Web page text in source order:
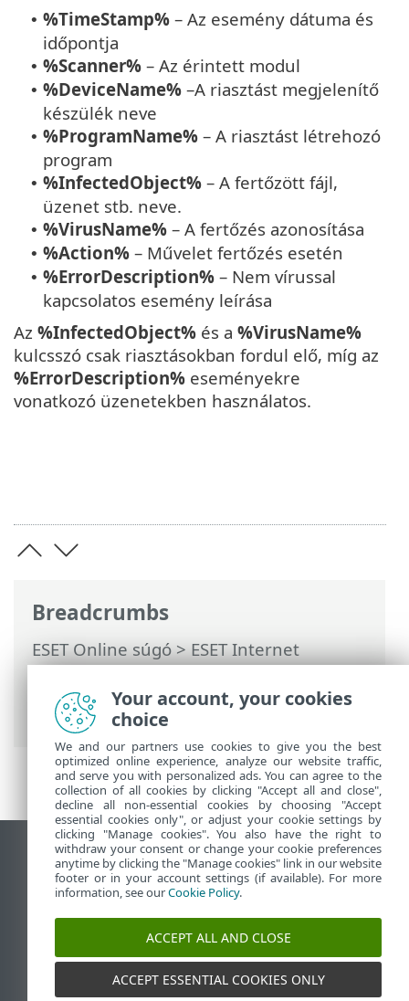
Breadcrumbs
ESET Online súgó>ESET Internet
Security>További beállítások>
Értesítések>Asztali értesítések>
Továbbítás
• %TimeStamp% – Az esemény dátuma és
időpontja
• %Scanner% – Az érintett modul
• %DeviceName% –A riasztást megjelenítő
készülék neve
• %ProgramName% – A riasztást létrehozó
program
• %InfectedObject% – A fertőzött fájl,
üzenet stb. neve.
• %VirusName% – A fertőzés azonosítása
• %Action% – Művelet fertőzés esetén
• %ErrorDescription% – Nem vírussal
kapcsolatos esemény leírása
Az %InfectedObject% és a %VirusName%
kulcsszó csak riasztásokban fordul elő, míg az
%ErrorDescription% eseményekre
vonatkozó üzenetekben használatos.
Asztali webhely megtekintése
End of Life
Az ESET tudásbázisa
ESET Fórum
ESET Status Portal
Regionális támogatás
Your account, your cookies
choice
We and our partners use cookies to give you the best
optimized online experience, analyze our website traffic,
and serve you with personalized ads. You can agree to the
collection of all cookies by clicking "Accept all and close",
decline all non-essential cookies by choosing "Accept
essential cookies only", or adjust your cookie settings by
clicking "Manage cookies". You also have the right to
withdraw your consent or change your cookie preferences
anytime by clicking the "Manage cookies" link in our website
footer or in your account settings (if available). For more
information, see ourCookie Policy.
ACCEPT ALL AND CLOSE
ACCEPT ESSENTIAL COOKIES ONLY